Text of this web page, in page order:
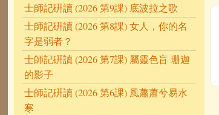
士師記硏讀 (2026 第9課) 底波拉之歌
士師記硏讀 (2026 第8課) 女人，你的名
字是弱者？
士師記硏讀 (2026 第7課) 屬靈色盲 珊迦
的影子
士師記硏讀 (2026 第6課) 風蕭蕭兮易水
寒